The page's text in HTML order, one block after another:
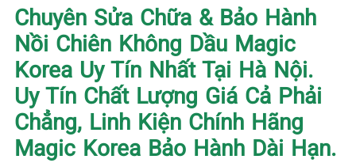
Chuyên Sửa Chữa & Bảo Hành
Nồi Chiên Không Dầu Magic
Korea Uy Tín Nhất Tại Hà Nội.
Uy Tín Chất Lượng Giá Cả Phải
Chẳng, Linh Kiện Chính Hãng
Magic Korea Bảo Hành Dài Hạn.